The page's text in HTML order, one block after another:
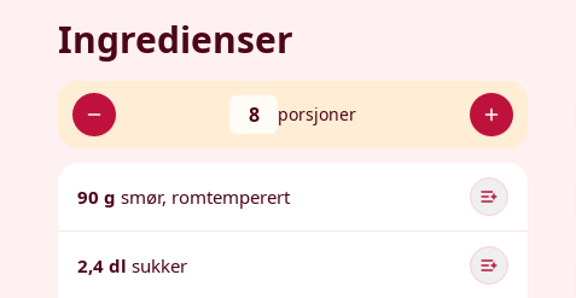
Ingredienser
8 porsjoner
90 g smør, romtemperert
2,4 dl sukker